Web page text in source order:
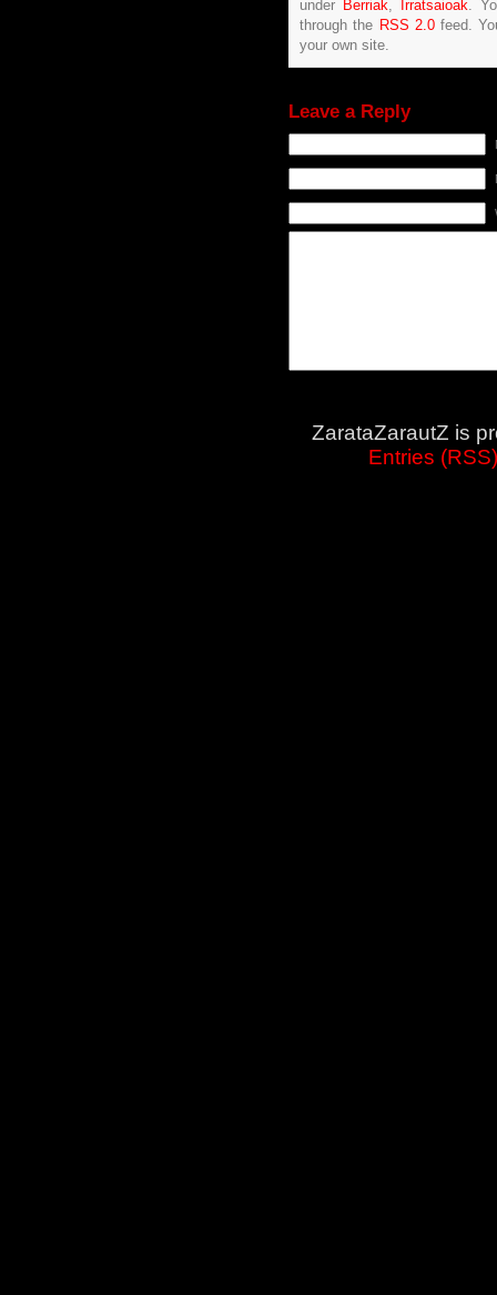
under Berriak Irratsaioak .
through the RSS 2.0feed.
your own site.
Leave a Reply
ZarataZarautZ is
Entries (RSS)